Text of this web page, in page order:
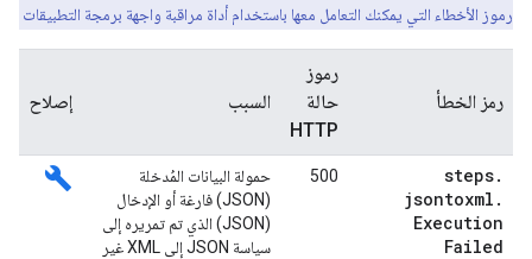
رموز الأخطاء التي يمكنك التعامل معها باستخدام أداة مراقبة واجهة برمجة التطبيقات
رمز الخطأ
رموز
حالة
HTTP
السبب إصلاح
steps.
jsontoxml .
Execution
Failed
500
حمولة البيانات المُدخلة
(JSON) فارغة أو الإدخال
(JSON) الذي تم تمريره إلى
سياسة JSON إلى XML غير
build